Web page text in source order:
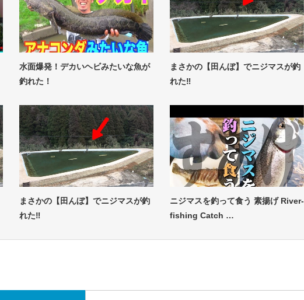
水面爆発！デカいヘビみたいな魚が
釣れた！
まさかの【田んぼ】でニジマスが釣
れた‼
まさかの【田んぼ】でニジマスが釣
れた‼
ニジマスを釣って食う 素揚げ River-
fishing Catch …